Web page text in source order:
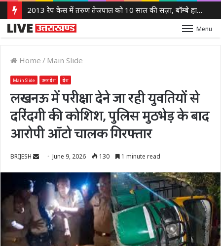
2013 रेप केस में तरुण तेजपाल को 10 साल की सज़ा, बॉम्बे हाई कोर्ट ने लगाया 10 लाख रुपये का जुर्माना
Menu
Home / Main Slide
Main Slide उत्तर प्रदेश प्रदेश
लखनऊ में परीक्षा देने जा रही युवतियों से
दरिंदगी की कोशिश, पुलिस मुठभेड़ के बाद
आरोपी ऑटो चालक गिरफ्तार
BRIJESH
Send
email
June 9, 2026 130 1 minute read